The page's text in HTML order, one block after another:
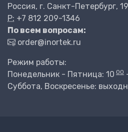
Россия, г. Санкт-Петербург,
P: +7 812 209-1346
По всем вопросам:
order@inortek.ru
Режим работы:
Понедельник - Пятница: 10 00
Суббота, Воскресенье: